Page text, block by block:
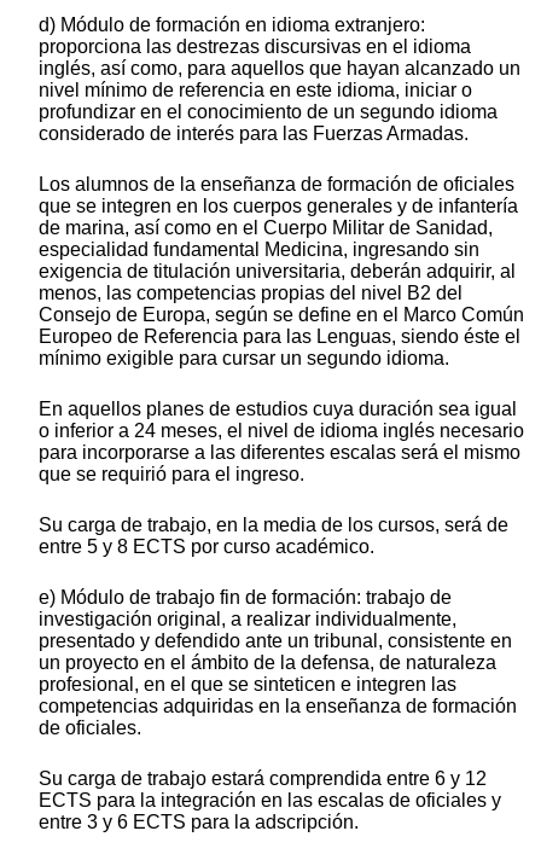
d) Módulo de formación en idioma extranjero:
proporciona las destrezas discursivas en el idioma
inglés, así como, para aquellos que hayan alcanzado un
nivel mínimo de referencia en este idioma, iniciar o
profundizar en el conocimiento de un segundo idioma
considerado de interés para las Fuerzas Armadas.
Los alumnos de la enseñanza de formación de oficiales
que se integren en los cuerpos generales y de infantería
de marina, así como en el Cuerpo Militar de Sanidad,
especialidad fundamental Medicina, ingresando sin
exigencia de titulación universitaria, deberán adquirir, al
menos, las competencias propias del nivel B2 del
Consejo de Europa, según se define en el Marco Común
Europeo de Referencia para las Lenguas, siendo éste el
mínimo exigible para cursar un segundo idioma.
En aquellos planes de estudios cuya duración sea igual
o inferior a 24 meses, el nivel de idioma inglés necesario
para incorporarse a las diferentes escalas será el mismo
que se requirió para el ingreso.
Su carga de trabajo, en la media de los cursos, será de
entre 5 y 8 ECTS por curso académico.
e) Módulo de trabajo fin de formación: trabajo de
investigación original, a realizar individualmente,
presentado y defendido ante un tribunal, consistente en
un proyecto en el ámbito de la defensa, de naturaleza
profesional, en el que se sinteticen e integren las
competencias adquiridas en la enseñanza de formación
de oficiales.
Su carga de trabajo estará comprendida entre 6 y 12
ECTS para la integración en las escalas de oficiales y
entre 3 y 6 ECTS para la adscripción.